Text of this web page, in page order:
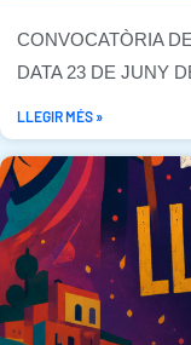
CONVOCATÒRIA
DATA 23 DE JUNY
LLEGIR MÉS »